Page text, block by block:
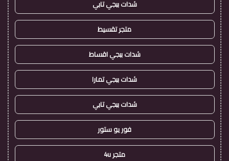
شدات ببجي تابي
متجر تقسيط
شدات ببجي اقساط
شدات ببجي تمارا
شدات ببجي تابي
فور يو ستور
متجر 4u